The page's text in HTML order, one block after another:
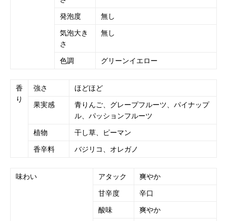
発泡度
無し
気泡大き
さ
無し
色調 グリーンイエロー
香
り
強さ
ほどほど
果実感
青りんご、グレープフルーツ、パイナップ
ル、パッションフルーツ
植物
干し草、ピーマン
香辛料
バジリコ、オレガノ
味わい アタック
爽やか
甘辛度
辛口
酸味
爽やか